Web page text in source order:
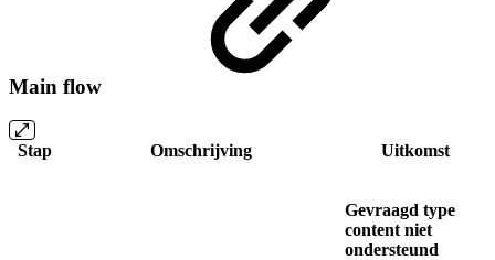
Main flow
Stap Omschrijving Uitkomst
Gevraagd type
content niet
ondersteund